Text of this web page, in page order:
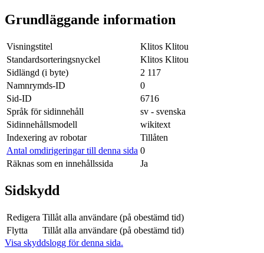
Grundläggande information
Visningstitel
Klitos Klitou
Standardsorteringsnyckel
Klitos Klitou
Sidlängd (i byte)
2 117
Namnrymds-ID
0
Sid-ID
6716
Språk för sidinnehåll
sv - svenska
Sidinnehållsmodell
wikitext
Indexering av robotar
Tillåten
Antal omdirigeringar till denna sida 0
Räknas som en innehållssida
Ja
Sidskydd
Redigera Tillåt alla användare (på obestämd tid)
Flytta
Tillåt alla användare (på obestämd tid)
Visa skyddslogg för denna sida.